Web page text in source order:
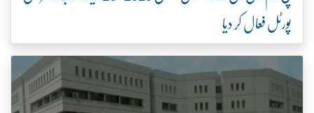
پورٹل فعال کر دیا